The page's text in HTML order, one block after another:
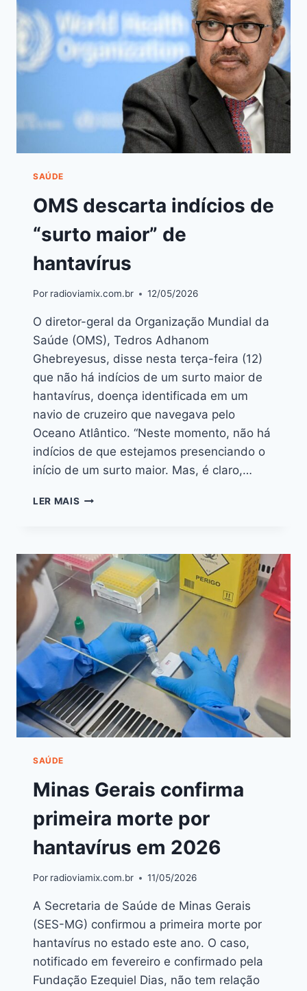
SAÚDE
OMS descarta indícios de
“surto maior” de
hantavírus
Por radioviamix.com.br 12/05/2026
O diretor-geral da Organização Mundial da
Saúde (OMS), Tedros Adhanom
Ghebreyesus, disse nesta terça-feira (12)
que não há indícios de um surto maior de
hantavírus, doença identificada em um
navio de cruzeiro que navegava pelo
Oceano Atlântico. “Neste momento, não há
indícios de que estejamos presenciando o
início de um surto maior. Mas, é claro,…
LER MAIS
SAÚDE
Minas Gerais confirma
primeira morte por
hantavírus em 2026
Por radioviamix.com.br 11/05/2026
A Secretaria de Saúde de Minas Gerais
(SES-MG) confirmou a primeira morte por
hantavírus no estado este ano. O caso,
notificado em fevereiro e confirmado pela
Fundação Ezequiel Dias, não tem relação